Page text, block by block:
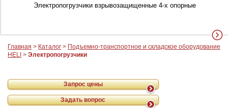
Электропогрузчики взрывозащищенные 4-х опорные
Главная > Каталог > Подъемно-транспортное и складское оборудование
HELI > Электропогрузчики
Запрос цены
Задать вопрос